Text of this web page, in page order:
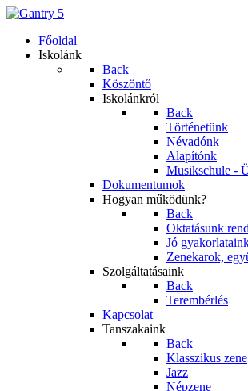
Főoldal
Iskolánk
Back
Köszöntő
Iskolánkról
Back
Történetünk
Névadónk
Alapítónk
Musikschule -
Dokumentumok
Hogyan működünk?
Back
Oktatásunk
Jó
Zenekarok,
Szolgáltatásaink
Back
Terembérlés
Kapcsolat
Tanszakaink
Back
Klasszikus zene
Jazz
Népzene